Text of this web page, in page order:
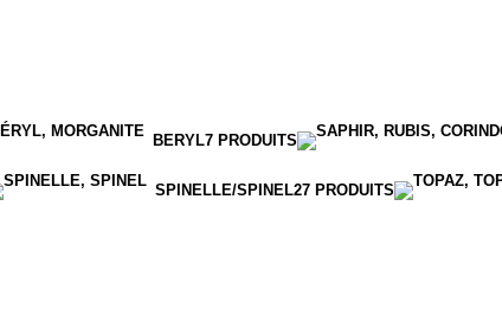
BERYL7 PRODUITS
SPINELLE/SPINEL27 PRODUITS